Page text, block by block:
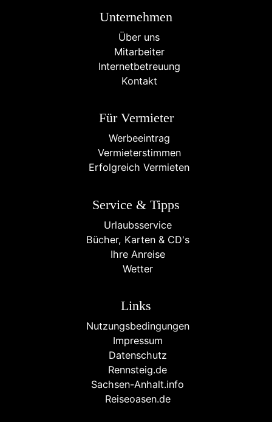
Unternehmen
Über uns
Mitarbeiter
Internetbetreuung
Kontakt
Für Vermieter
Werbeeintrag
Vermieterstimmen
Erfolgreich Vermieten
Service & Tipps
Urlaubsservice
Bücher, Karten & CD's
Ihre Anreise
Wetter
Links
Nutzungsbedingungen
Impressum
Datenschutz
Rennsteig.de
Sachsen-Anhalt.info
Reiseoasen.de